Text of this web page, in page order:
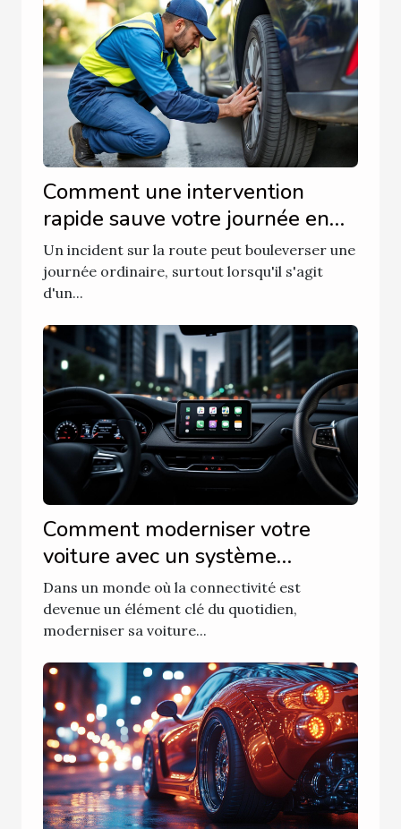
Comment une intervention
rapide sauve votre journée en
cas de pneu endommagé?
Un incident sur la route peut bouleverser une
journée ordinaire, surtout lorsqu'il s'agit
d'un...
Comment moderniser votre
voiture avec un système
multimédia compatible
smartphone ?
Dans un monde où la connectivité est
devenue un élément clé du quotidien,
moderniser sa voiture...